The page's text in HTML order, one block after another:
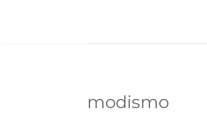
modismo